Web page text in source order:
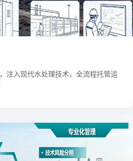
注入现代水处理技术，全流程托管运